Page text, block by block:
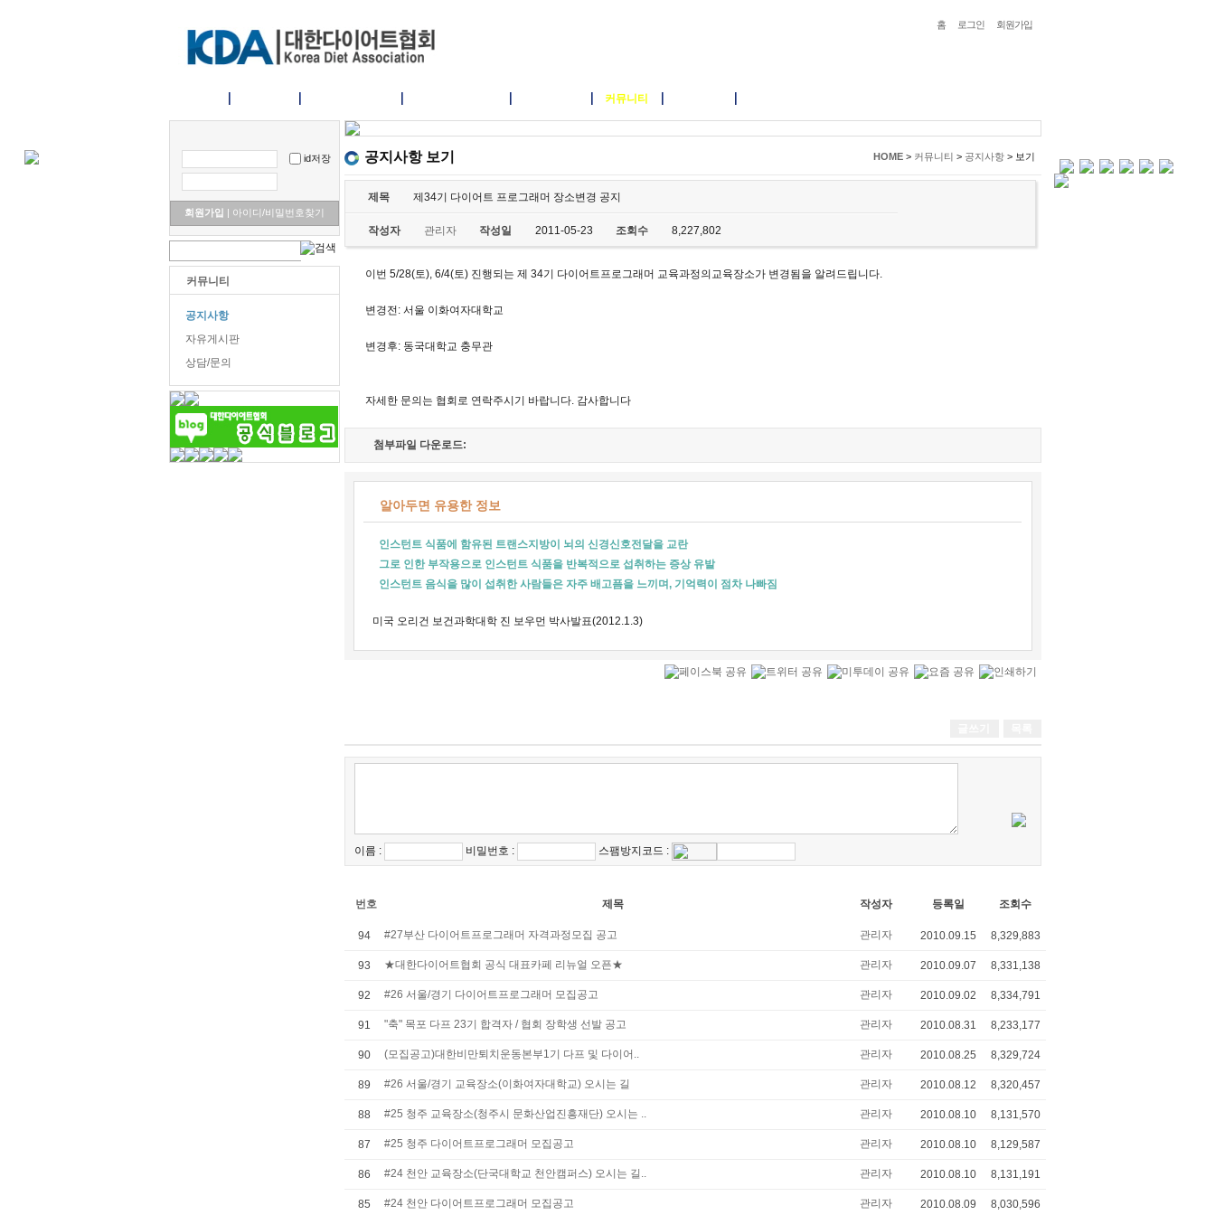
홈 로그인 회원가입
커뮤니티
id저장
회원가입 | 아이디/비밀번호찾기
커뮤니티
공지사항
자유게시판
상담/문의
공지사항 보기 HOME > 커뮤니티 > 공지사항 > 보기
제목 제34기 다이어트 프로그래머 장소변경 공지
작성자 관리자 작성일 2011-05-23 조회수 8,227,802
이번 5/28(토), 6/4(토) 진행되는 제 34기 다이어트프로그래머 교육과정의교육장소가 변경됨을 알려드립니다.
변경전: 서울 이화여자대학교
변경후: 동국대학교 충무관
자세한 문의는 협회로 연락주시기 바랍니다. 감사합니다
첨부파일 다운로드:
알아두면 유용한 정보
인스턴트 식품에 함유된 트랜스지방이 뇌의 신경신호전달을 교란
그로 인한 부작용으로 인스턴트 식품을 반복적으로 섭취하는 증상 유발
인스턴트 음식을 많이 섭취한 사람들은 자주 배고픔을 느끼며, 기억력이 점차 나빠짐
미국 오리건 보건과학대학 진 보우먼 박사발표(2012.1.3)
이름 : 비밀번호 : 스팸방지코드 :
번호 제목 작성자 등록일 조회수
94 #27부산 다이어트프로그래머 자격과정모집 공고 관리자 2010.09.15 8,329,883
93 ★대한다이어트협회 공식 대표카페 리뉴얼 오픈★ 관리자 2010.09.07 8,331,138
92 #26 서울/경기 다이어트프로그래머 모집공고 관리자 2010.09.02 8,334,791
91 "축" 목포 다프 23기 합격자 / 협회 장학생 선발 공고 관리자 2010.08.31 8,233,177
90 (모집공고)대한비만퇴치운동본부1기 다프 및 다이어.. 관리자 2010.08.25 8,329,724
89 #26 서울/경기 교육장소(이화여자대학교) 오시는 길 관리자 2010.08.12 8,320,457
88 #25 청주 교육장소(청주시 문화산업진흥재단) 오시는 .. 관리자 2010.08.10 8,131,570
87 #25 청주 다이어트프로그래머 모집공고 관리자 2010.08.10 8,129,587
86 #24 천안 교육장소(단국대학교 천안캠퍼스) 오시는 길.. 관리자 2010.08.10 8,131,191
85 #24 천안 다이어트프로그래머 모집공고 관리자 2010.08.09 8,030,596